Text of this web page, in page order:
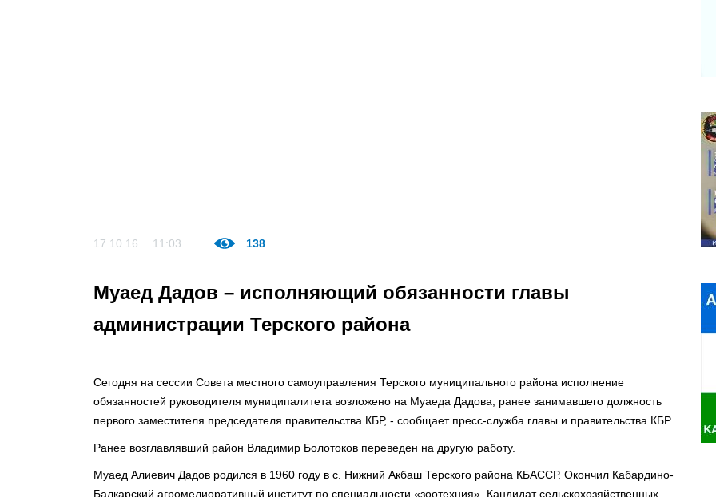
17.10.16 11:03 138
Муаед Дадов – исполняющий обязанности главы
администрации Терского района
Сегодня на сессии Совета местного самоуправления Терского муниципального района исполнение
обязанностей руководителя муниципалитета возложено на Муаеда Дадова, ранее занимавшего должность
первого заместителя председателя правительства КБР, - сообщает пресс-служба главы и правительства КБР.
Ранее возглавлявший район Владимир Болотоков переведен на другую работу.
Муаед Алиевич Дадов родился в 1960 году в с. Нижний Акбаш Терского района КБАССР. Окончил Кабардино-
Балкарский агромелиоративный институт по специальности «зоотехния». Кандидат сельскохозяйственных